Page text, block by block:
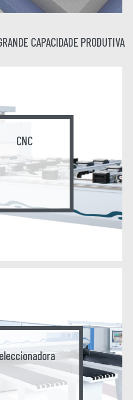
CAPACIDADE PRODUTIVA
CNC